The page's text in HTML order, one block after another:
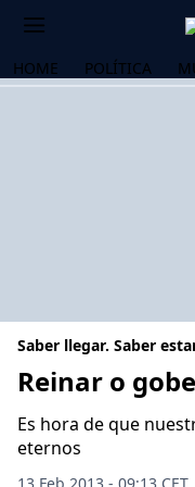
HOME POLÍTICA
Saber llegar. Saber
Reinar o
Es hora de que
eternos